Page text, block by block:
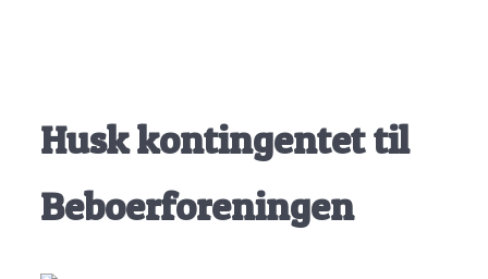
Husk kontingentet til
Beboerforeningen